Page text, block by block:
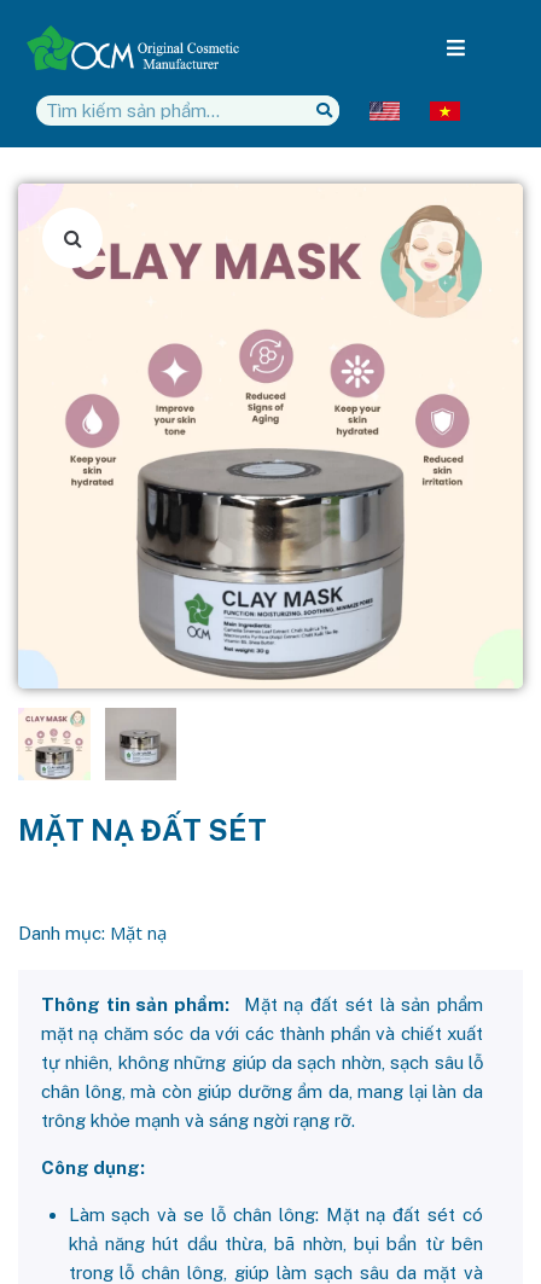
MẶT NẠ ĐẤT SÉT
Danh mục: Mặt nạ
Thông tin sản phẩm: Mặt nạ đất sét là sản phẩm
mặt nạ chăm sóc da với các thành phần và chiết xuất
tự nhiên, không những giúp da sạch nhờn, sạch sâu lỗ
chân lông, mà còn giúp dưỡng ẩm da, mang lại làn da
trông khỏe mạnh và sáng ngời rạng rỡ.
Công dụng:
Làm sạch và se lỗ chân lông: Mặt nạ đất sét có
khả năng hút dầu thừa, bã nhờn, bụi bẩn từ bên
trong lỗ chân lông, giúp làm sạch sâu da mặt và